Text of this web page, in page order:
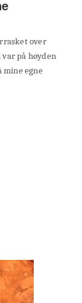
over
på høyden
egne